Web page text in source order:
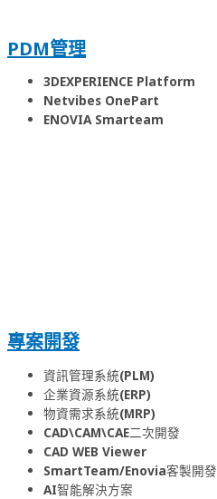
PDM管理
3DEXPERIENCE Platform
Netvibes OnePart
ENOVIA Smarteam
專案開發
資訊管理系統(PLM)
企業資源系統(ERP)
物資需求系統(MRP)
CAD\CAM\CAE二次開發
CAD WEB Viewer
SmartTeam/Enovia客製開發
AI智能解決方案